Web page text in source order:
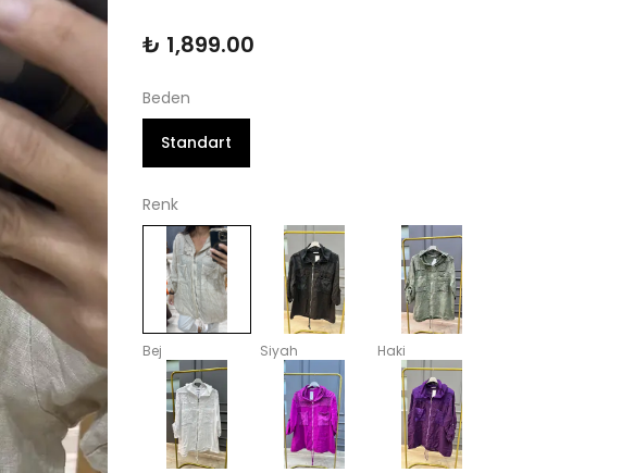
₺ 1,899.00
Beden
Standart
Renk
Bej Siyah Haki